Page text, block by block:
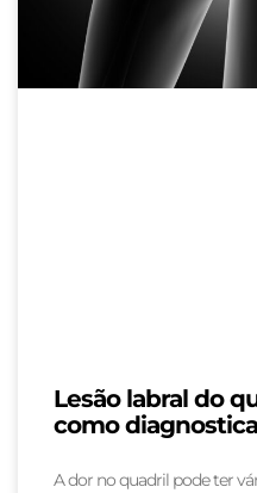
Lesão labral do
como
A dor no quadril pode ter